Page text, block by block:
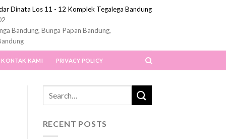
Dinata Los 11 - 12 Komplek Tegalega Bandung
Bandung, Bunga Papan Bandung,
KONTAK KAMI PRIVACY POLICY
RECENT POSTS